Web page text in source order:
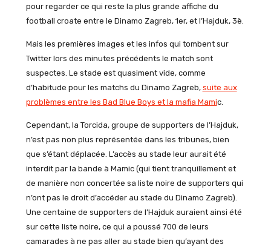
pour regarder ce qui reste la plus grande affiche du
football croate entre le Dinamo Zagreb, 1er, et l’Hajduk, 3è.
Mais les premières images et les infos qui tombent sur
Twitter lors des minutes précédents le match sont
suspectes. Le stade est quasiment vide, comme
d’habitude pour les matchs du Dinamo Zagreb, suite aux
problèmes entre les Bad Blue Boys et la mafia Mamic.
Cependant, la Torcida, groupe de supporters de l’Hajduk,
n’est pas non plus représentée dans les tribunes, bien
que s’étant déplacée. L’accès au stade leur aurait été
interdit par la bande à Mamic (qui tient tranquillement et
de manière non concertée sa liste noire de supporters qui
n’ont pas le droit d’accéder au stade du Dinamo Zagreb).
Une centaine de supporters de l’Hajduk auraient ainsi été
sur cette liste noire, ce qui a poussé 700 de leurs
camarades à ne pas aller au stade bien qu’ayant des